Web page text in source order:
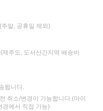
말, 공휴일 제외)
주도, 도서산간지역 배송비
됩니다.
취소/변경이 가능합니다.(마이
에서 직접 가능)